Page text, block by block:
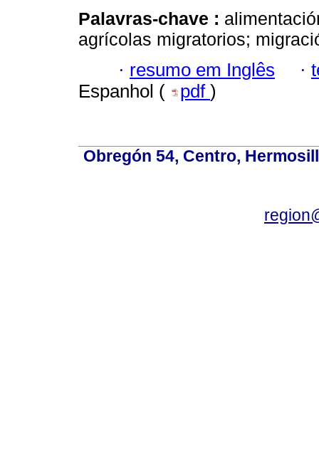
Palavras-chave :
agrícolas migratorios;
· resumo em Inglês ·
Espanhol (
pdf )
Obregón 54, Centro,